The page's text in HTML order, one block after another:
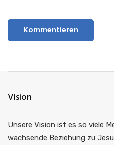
Vision
Unsere Vision ist es so viele
wachsende Beziehung zu